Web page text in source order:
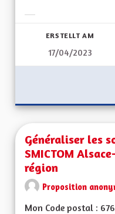
ERSTELLT AM
17/04/2023
Généraliser les
SMICTOM
région
Proposition
Mon Code postal :